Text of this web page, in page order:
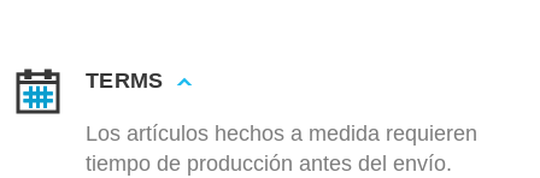
TERMS
Los artículos hechos a medida requieren
tiempo de producción antes del envío.